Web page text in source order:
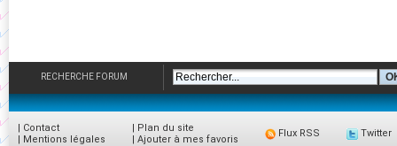
RECHERCHE FORUM
| Contact
| Mentions légales
| Plan du site
| Ajouter à mes favoris
Flux RSS Twitter